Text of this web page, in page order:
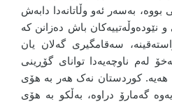
بەسەر ئەو وڵاتانەدا دابەش
نێودەوڵەتییەکان باش دەزانن کە
سەقامگیری گەلان یان
لەم ناوچەیەدا توانای گۆڕینی
هەیە. کوردستان نەک هەر بە هۆی
گەمارۆ دراوە، بەڵکو بە هۆی